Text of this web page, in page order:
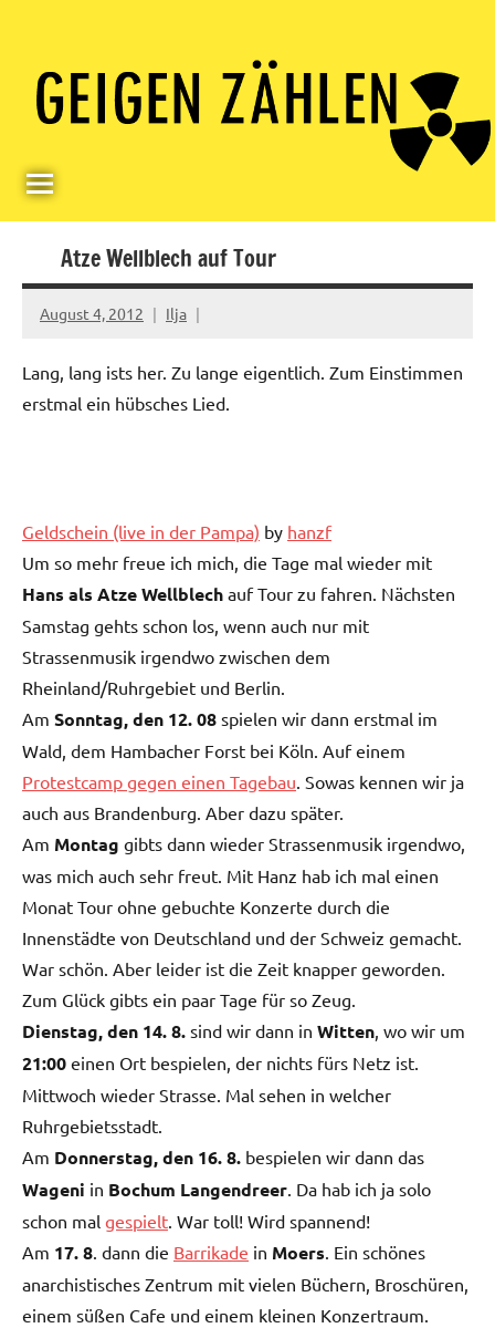
contentGeigerzähler
Atze Wellblech auf Tour
August 4, 2012 Ilja
Lang, lang ists her. Zu lange eigentlich. Zum Einstimmen
erstmal ein hübsches Lied.
Geldschein (live in der Pampa) by hanzf
Um so mehr freue ich mich, die Tage mal wieder mit
Hans als Atze Wellblech auf Tour zu fahren. Nächsten
Samstag gehts schon los, wenn auch nur mit
Strassenmusik irgendwo zwischen dem
Rheinland/Ruhrgebiet und Berlin.
Am Sonntag, den 12. 08 spielen wir dann erstmal im
Wald, dem Hambacher Forst bei Köln. Auf einem
Protestcamp gegen einen Tagebau. Sowas kennen wir ja
auch aus Brandenburg. Aber dazu später.
Am Montag gibts dann wieder Strassenmusik irgendwo,
was mich auch sehr freut. Mit Hanz hab ich mal einen
Monat Tour ohne gebuchte Konzerte durch die
Innenstädte von Deutschland und der Schweiz gemacht.
War schön. Aber leider ist die Zeit knapper geworden.
Zum Glück gibts ein paar Tage für so Zeug.
Dienstag, den 14. 8. sind wir dann in Witten, wo wir um
21:00 einen Ort bespielen, der nichts fürs Netz ist.
Mittwoch wieder Strasse. Mal sehen in welcher
Ruhrgebietsstadt.
Am Donnerstag, den 16. 8. bespielen wir dann das
Wageni in Bochum Langendreer. Da hab ich ja solo
schon mal gespielt. War toll! Wird spannend!
Am 17. 8. dann die Barrikade in Moers. Ein schönes
anarchistisches Zentrum mit vielen Büchern, Broschüren,
einem süßen Cafe und einem kleinen Konzertraum.